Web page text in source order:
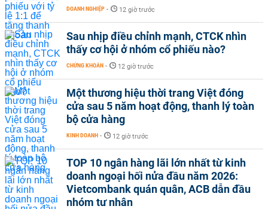
DOANH NGHIỆP - 12 giờ trước
Sau nhịp điều chỉnh mạnh, CTCK nhìn
thấy cơ hội ở nhóm cổ phiếu nào?
CHỨNG KHOÁN - 12 giờ trước
Một thương hiệu thời trang Việt đóng
cửa sau 5 năm hoạt động, thanh lý toàn
bộ cửa hàng
KINH DOANH - 12 giờ trước
TOP 10 ngân hàng lãi lớn nhất từ kinh
doanh ngoại hối nửa đầu năm 2026:
Vietcombank quán quân, ACB dẫn đầu
nhóm tư nhân